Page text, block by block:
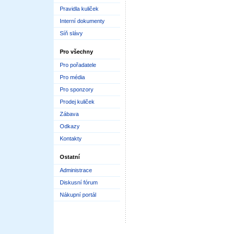
Pravidla kuliček
Interní dokumenty
Síň slávy
Pro všechny
Pro pořadatele
Pro média
Pro sponzory
Prodej kuliček
Zábava
Odkazy
Kontakty
Ostatní
Administrace
Diskusní fórum
Nákupní portál